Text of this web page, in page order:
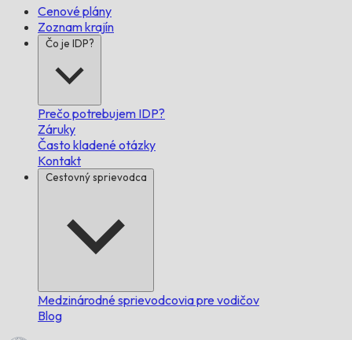
Cenové plány
Zoznam krajín
Čo je IDP?
Prečo potrebujem IDP?
Záruky
Často kladené otázky
Kontakt
Cestovný sprievodca
Medzinárodné sprievodcovia pre vodičov
Blog